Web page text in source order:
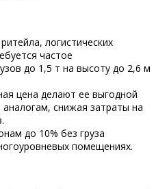
логистических
частое
до 1,5 т на высоту до 2,6 м
цена делают ее выгодной
снижая затраты на
до 10% без груза
помещениях.​